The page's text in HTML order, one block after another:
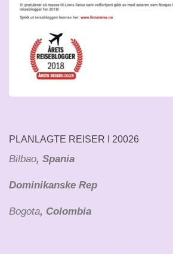
PLANLAGTE REISER I 20026
Bilbao, Spania
Dominikanske Rep
Bogota, Colombia